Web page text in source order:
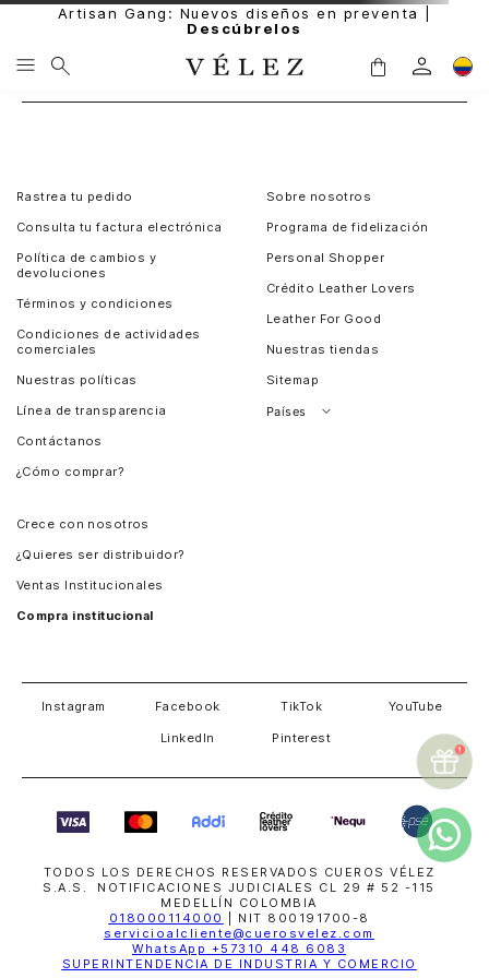
Artisan Gang: Nuevos diseños en preventa |
Descúbrelos
Rastrea tu pedido
Consulta tu factura electrónica
Política de cambios y
devoluciones
Términos y condiciones
Condiciones de actividades
comerciales
Nuestras políticas
Línea de transparencia
Contáctanos
¿Cómo comprar?
Sobre nosotros
Programa de fidelización
Personal Shopper
Crédito Leather Lovers
Leather For Good
Nuestras tiendas
Sitemap
Países
Crece con nosotros
¿Quieres ser distribuidor?
Ventas Institucionales
Compra institucional
Instagram Facebook TikTok YouTube
LinkedIn Pinterest
TODOS LOS DERECHOS RESERVADOS CUEROS VÉLEZ
S.A.S. NOTIFICACIONES JUDICIALES CL 29 # 52 -115
MEDELLÍN COLOMBIA
018000114000
| NIT 800191700-8
servicioalcliente@cuerosvelez.com
WhatsApp +57310 448 6083
SUPERINTENDENCIA DE INDUSTRIA Y COMERCIO